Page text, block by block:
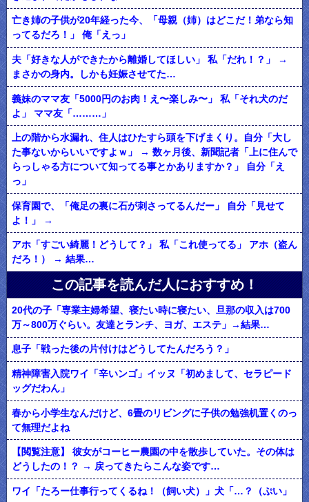
亡き姉の子供が20年経った今、「母親（姉）はどこだ！弟なら知
ってるだろ！」 俺「えっ」
夫「好きな人ができたから離婚してほしい」 私「だれ！？」 →
まさかの身内。しかも妊娠させてた…
義妹のママ友「5000円のお肉！え〜楽しみ〜」 私「それ犬のだ
よ」 ママ友「………」
上の階から水漏れ、住人はひたすら頭を下げまくり。自分「大し
た事ないからいいですよｗ」 → 数ヶ月後、新聞記者「上に住んで
らっしゃる方について知ってる事とかありますか？」 自分「え
っ」
保育園で、「俺足の裏に石が刺さってるんだー」 自分「見せて
よ！」 →
アホ「すごい綺麗！どうして？」 私「これ使ってる」 アホ（盗ん
だろ！） → 結果…
この記事を読んだ人におすすめ！
20代の子「専業主婦希望、寝たい時に寝たい、旦那の収入は700
万～800万ぐらい。友達とランチ、ヨガ、エステ」→結果…
息子「戦った後の片付けはどうしてたんだろう？」
精神障害入院ワイ「辛いンゴ」イッヌ「初めまして、セラピード
ッグだわん」
春から小学生なんだけど、6畳のリビングに子供の勉強机置くのっ
て無理だよね
【閲覧注意】 彼女がコーヒー農園の中を散歩していた。その体は
どうしたの！？ → 戻ってきたらこんな姿です…
ワイ「たろー仕事行ってくるね！（飼い犬）」犬「…？（ぷい」